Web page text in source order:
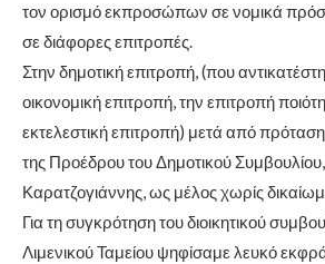
τον ορισμό εκπροσώπων σε νομικά
σε διάφορες επιτροπές.
Στην δημοτική επιτροπή, (που
οικονομική επιτροπή, την επιτροπή
εκτελεστική επιτροπή) μετά από
της Προέδρου του Δημοτικού
Καρατζογιάννης, ως μέλος χωρίς
Για τη συγκρότηση του διοικητικού
Λιμενικού Ταμείου ψηφίσαμε λευκό